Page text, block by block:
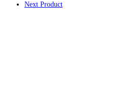
Next Product